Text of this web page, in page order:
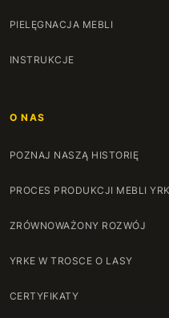
PIELĘGNACJA MEBLI
INSTRUKCJE
O NAS
POZNAJ NASZĄ HISTORIĘ
PROCES PRODUKCJI MEBLI
ZRÓWNOWAŻONY ROZWÓJ
YRKE W TROSCE O LASY
CERTYFIKATY